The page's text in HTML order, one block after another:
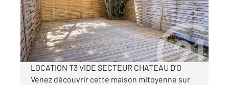
Appartement F3 à louer
990 €
par mois charges comprises
LOCATION T3 VIDE SECTEUR CHATEAU D'O
Venez découvrir cette maison mitoyenne sur